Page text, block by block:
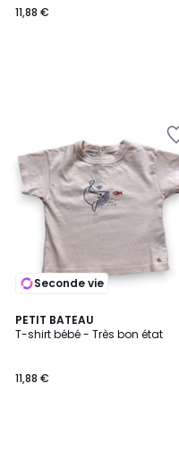
11,88 €
Seconde vie
PETIT BATEAU
T-shirt bébé - Très bon état
11,88 €